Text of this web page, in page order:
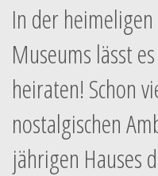
In der
Museums lässt
heiraten! Schon
nostalgischen
jährigen Hauses